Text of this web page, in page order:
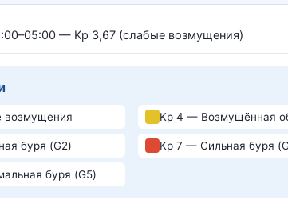
— Kp 3,67 (слабые возмущения)
Kp 4 — Возмущённая
буря (G2) Kp 7 — Сильная буря
буря (G5)